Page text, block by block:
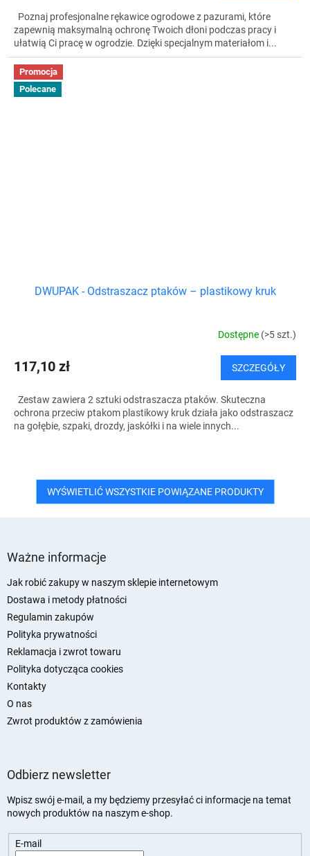
Poznaj profesjonalne rękawice ogrodowe z pazurami, które
zapewnią maksymalną ochronę Twoich dłoni podczas pracy i
ułatwią Ci pracę w ogrodzie. Dzięki specjalnym materiałom i...
Promocja
Polecane
DWUPAK - Odstraszacz ptaków – plastikowy kruk
Dostępne (>5 szt.)
117,10 zł SZCZEGÓŁY
Zestaw zawiera 2 sztuki odstraszacza ptaków. Skuteczna
ochrona przeciw ptakom plastikowy kruk działa jako odstraszacz
na gołębie, szpaki, drozdy, jaskółki i na wiele innych...
WYŚWIETLIĆ WSZYSTKIE POWIĄZANE PRODUKTY
Ważne informacje
Jak robić zakupy w naszym sklepie internetowym
Dostawa i metody płatności
Regulamin zakupów
Polityka prywatności
Reklamacja i zwrot towaru
Polityka dotycząca cookies
Kontakty
O nas
Zwrot produktów z zamówienia
Odbierz newsletter
Wpisz swój e-mail, a my będziemy przesyłać ci informacje na temat
nowych produktów na naszym e-shop.
E-mail